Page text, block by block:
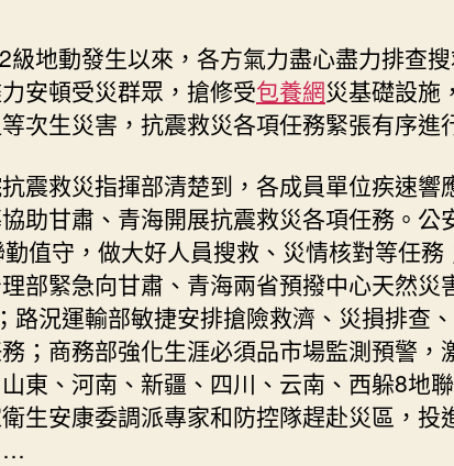
心
盡
力
打
酷
寒
下
的
硬
仗
——
積
石
山
級地動發生以來，各方氣力盡心盡力排查搜
安頓受災群眾，搶修受包養網災基礎設施
次生災害，抗震救災各項任務緊張有序進
震救災指揮部清楚到，各成員單位疾速響
助甘肅、青海開展抗震救災各項任務。公
值守，做大好人員搜救、災情核對等任務
部緊急向甘肅、青海兩省預撥中心天然災
路況運輸部敏捷安排搶險救濟、災損排查
；商務部強化生涯必須品市場監測預警，
東、河南、新疆、四川、云南、西躲8地
生安康委調派專家和防控隊趕赴災區，投